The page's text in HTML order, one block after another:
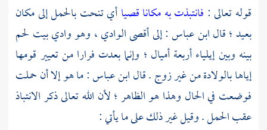
قوله تعالى : فانتبذت به مكانا قصياأي تنحت بالحمل إلى مكان
بعيد ؛ قالابن عباس: إلى أقصى الوادي ، وهو واديبيت لحم
بينه وبينإيلياءأربعة أميال ؛ وإنما بعدت فرارا من تعيير قومها
إياها بالولادة من غير زوج . قالابن عباس: ما هو إلا أن حملت
فوضعت في الحال وهذا هو الظاهر ؛ لأن الله تعالى ذكر الانتباذ
عقب الحمل . وقيل غير ذلك على ما يأتي :